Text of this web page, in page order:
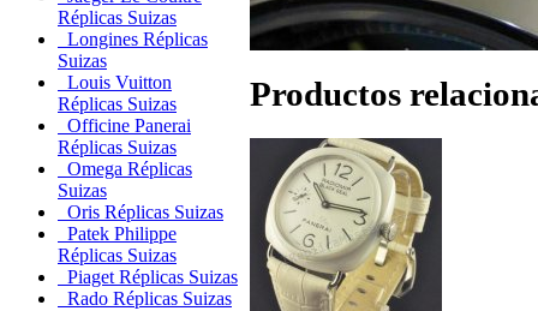
Réplicas Suizas
Longines Réplicas
Suizas
Louis Vuitton
Réplicas Suizas
Officine Panerai
Réplicas Suizas
Omega Réplicas
Suizas
Oris Réplicas Suizas
Patek Philippe
Réplicas Suizas
Piaget Réplicas Suizas
Rado Réplicas Suizas
Productos